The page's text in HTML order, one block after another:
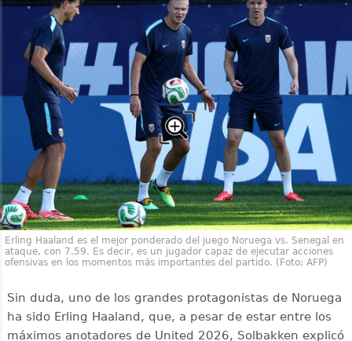
Erling Haaland es el mejor ponderado del juego Noruega vs. Senegal en
ataque, con 7.59. Es decir, es un jugador capaz de ejecutar acciones
ofensivas en los momentos más importantes del partido. (Foto: AFP)
Sin duda, uno de los grandes protagonistas de Noruega
ha sido Erling Haaland, que, a pesar de estar entre los
máximos anotadores de United 2026, Solbakken explicó